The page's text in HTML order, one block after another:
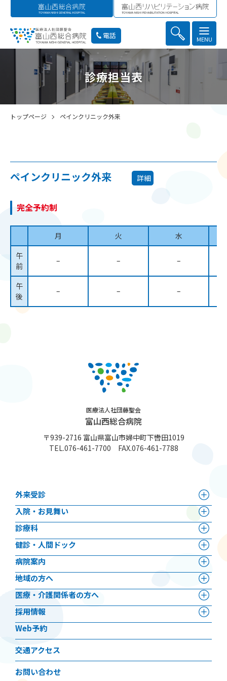
MENU
電話
診療担当表
トップページ ペインクリニック外来
ペインクリニック外来 詳細
完全予約制
月 火
水
午
前
– – –
午
後
– – –
医療法人社団藤聖会
富山西総合病院
〒939-2716 富山県富山市婦中町下轡田1019
TEL.076-461-7700 FAX.076-461-7788
外来受診
⼊院・お見舞い
診療科
健診・人間ドック
病院案内
地域の方へ
医療・介護関係者の方へ
採用情報
Web予約
交通アクセス
お問い合わせ